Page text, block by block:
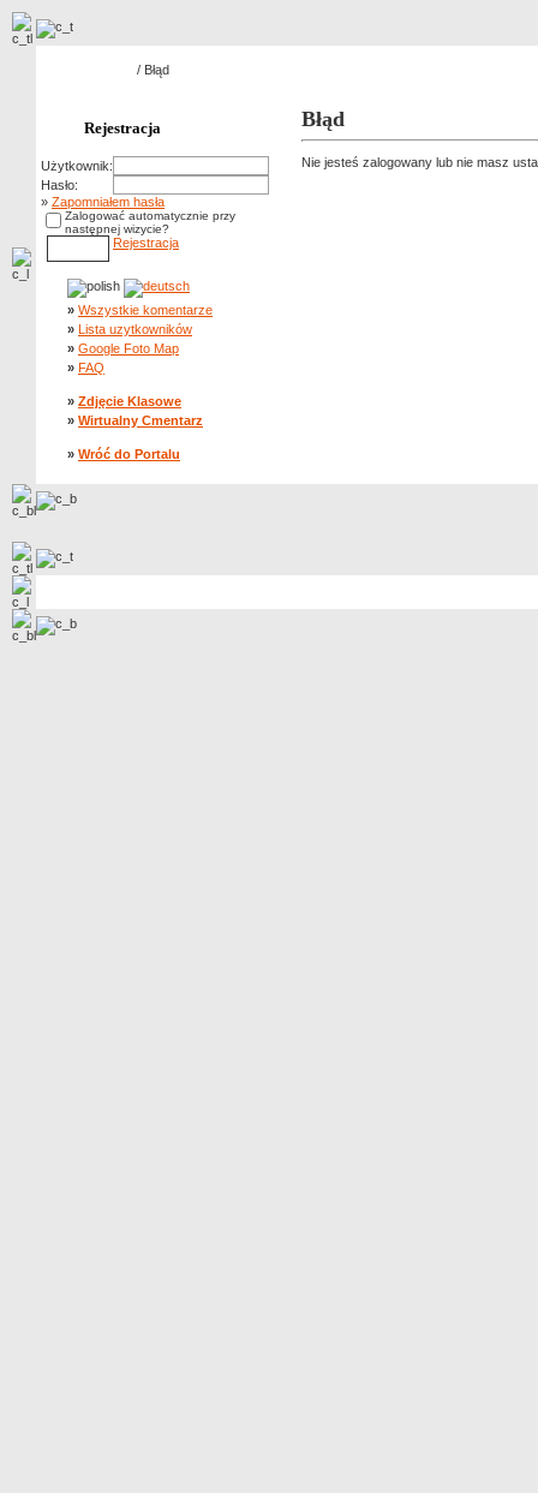
/ Błąd
Rejestracja
Użytkownik:
Hasło:
» Zapomniałem hasła
Zalogować automatycznie przy
następnej wizycie?
Rejestracja
» Wszystkie komentarze
» Lista uzytkowników
» Google Foto Map
» FAQ
» Zdjęcie Klasowe
» Wirtualny Cmentarz
» Wróć do Portalu
Błąd
Nie jesteś zalogowany lub nie masz